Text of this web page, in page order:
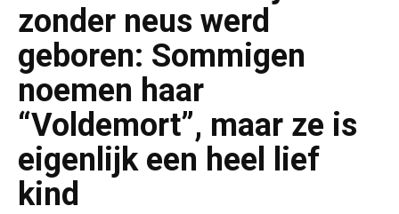
zonder neus werd
geboren: Sommigen
noemen haar
“Voldemort”, maar ze is
eigenlijk een heel lief
kind